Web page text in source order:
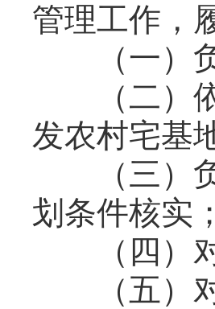
管理工作，
（一）负
（二）依
发农村宅基
（三）负
划条件核实；
（四）对
（五）对